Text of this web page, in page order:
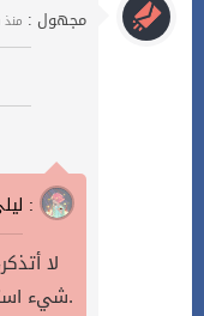
مجهول :
ليلى :
لا
شيء استحوذ عندي على المرتبة الأولى بعد.